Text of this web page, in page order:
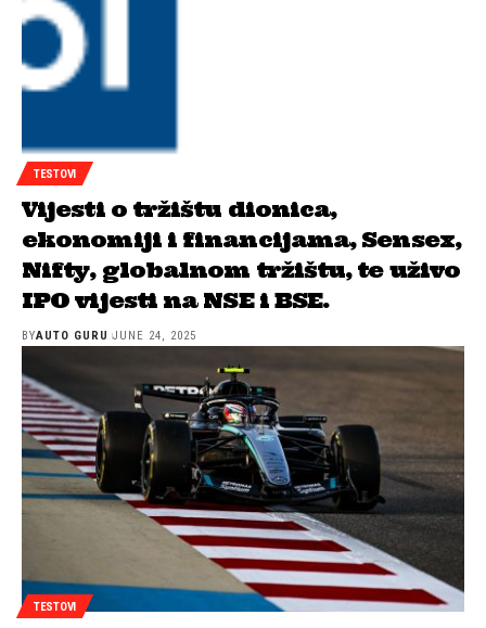
TESTOVI
Vijesti o tržištu dionica,
ekonomiji i financijama, Sensex,
Nifty, globalnom tržištu, te uživo
IPO vijesti na NSE i BSE.
BYAUTO GURU JUNE 24, 2025
TESTOVI